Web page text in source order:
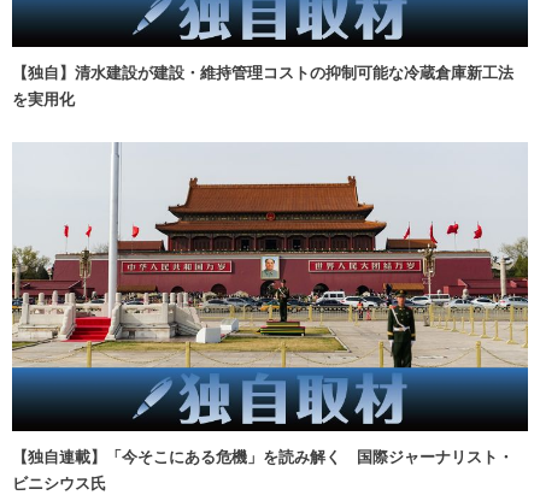
【独自】清水建設が建設・維持管理コストの抑制可能な冷蔵倉庫新工法
を実用化
【独自連載】「今そこにある危機」を読み解く 国際ジャーナリスト・
ビニシウス氏